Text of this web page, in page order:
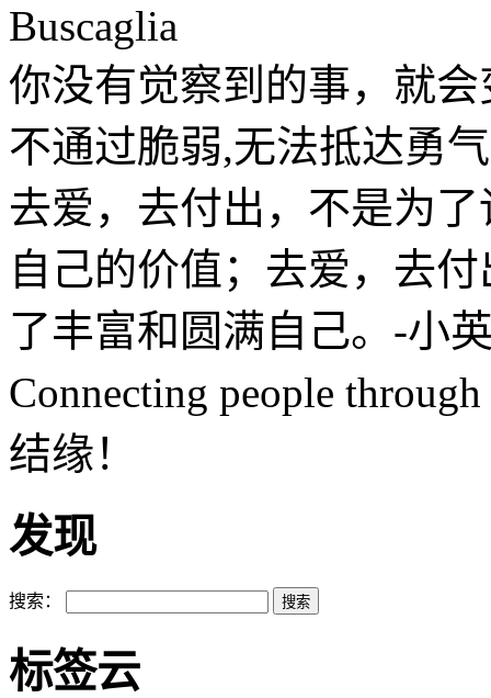
Buscaglia
你没有觉察到的事，就
不通过脆弱,无法抵达勇
去爱，去付出，不是为
自己的价值；去爱，去
了丰富和圆满自己。-小
Connecting people
结缘！
发现
搜索：
标签云